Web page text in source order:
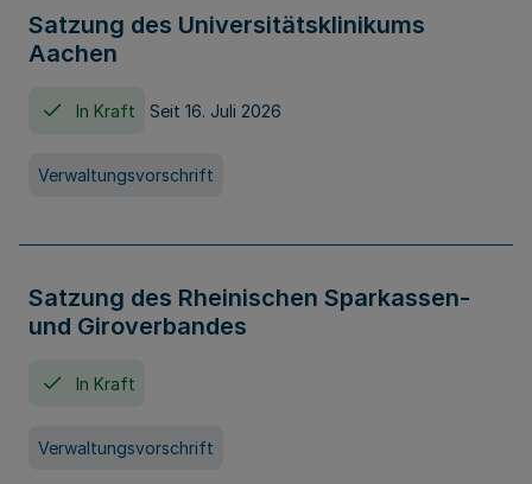
Satzung des Universitätsklinikums
Aachen
In Kraft Seit 16. Juli 2026
Verwaltungsvorschrift
Satzung des Rheinischen Sparkassen-
und Giroverbandes
In Kraft
Verwaltungsvorschrift